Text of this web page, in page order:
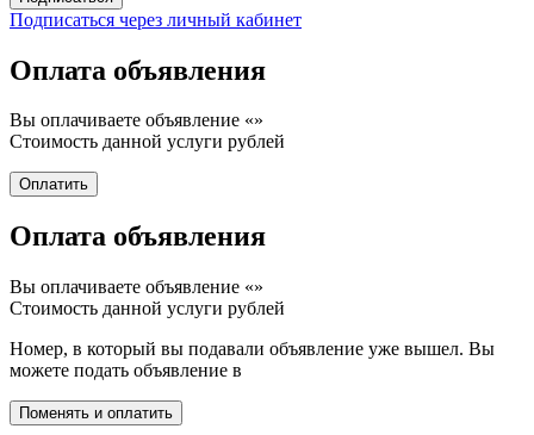
Подписаться через личный кабинет
Оплата объявления
Вы оплачиваете объявление «»
Стоимость данной услуги рублей
Оплата объявления
Вы оплачиваете объявление «»
Стоимость данной услуги рублей
Номер, в который вы подавали объявление уже вышел. Вы
можете подать объявление в